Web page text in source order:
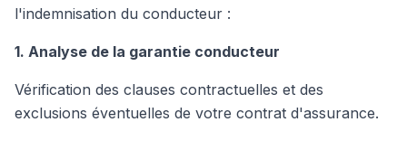
l'indemnisation du conducteur :
1. Analyse de la garantie conducteur
Vérification des clauses contractuelles et des
exclusions éventuelles de votre contrat d'assurance.